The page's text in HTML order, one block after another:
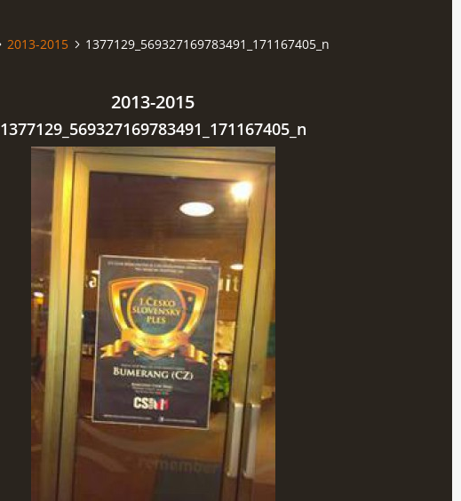
2013-2015 1377129_569327169783491_171167405_n
2013-2015
1377129_569327169783491_171167405_n